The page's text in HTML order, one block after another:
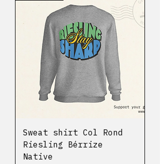
Sweat shirt Col Rond
Riesling Bérrize
Native